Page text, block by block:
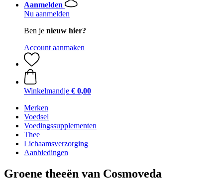
Aanmelden
Nu aanmelden
Ben je nieuw hier?
Account aanmaken
Winkelmandje € 0,00
Merken
Voedsel
Voedingssupplementen
Thee
Lichaamsverzorging
Aanbiedingen
Groene theeën van Cosmoveda